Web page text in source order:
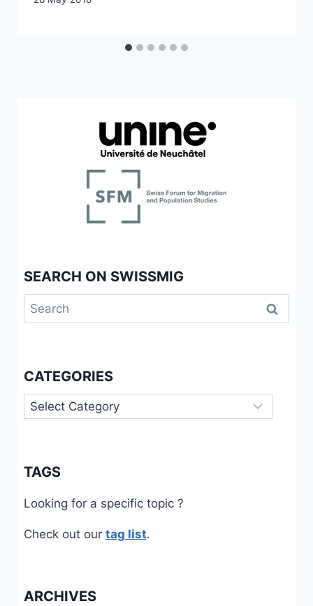
SEARCH ON SWISSMIG
Search
for:
CATEGORIES
Categories
TAGS
Looking for a specific topic ?
Check out our tag list.
ARCHIVES